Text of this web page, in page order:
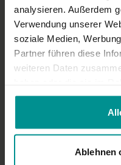
analysieren. Außerdem
Verwendung unserer
soziale Medien,
Partner führen diese
weiteren Daten
gesammelt haben.
Ablehnen
Für alle | Yoga Talks